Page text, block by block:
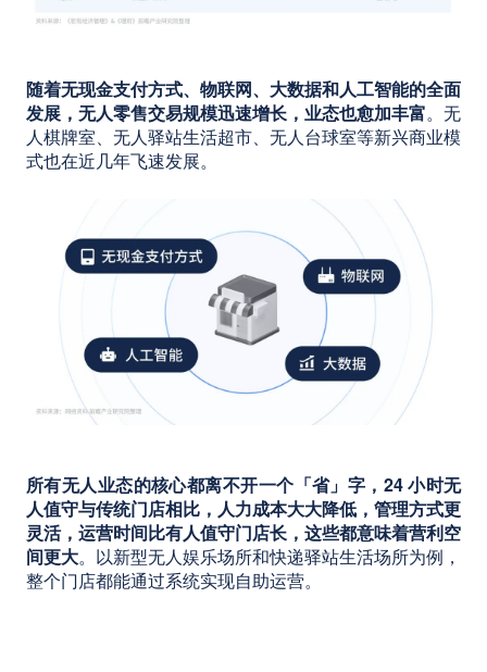
随着无现金支付方式、物联网、大数据和人工智能的全面
发展，无人零售交易规模迅速增长，业态也愈加丰富。无
人棋牌室、无人驿站生活超市、无人台球室等新兴商业模
式也在近几年飞速发展。
所有无人业态的核心都离不开一个「省」字，24 小时无
人值守与传统门店相比，人力成本大大降低，管理方式更
灵活，运营时间比有人值守门店长，这些都意味着营利空
间更大。以新型无人娱乐场所和快递驿站生活场所为例，
整个门店都能通过系统实现自助运营。